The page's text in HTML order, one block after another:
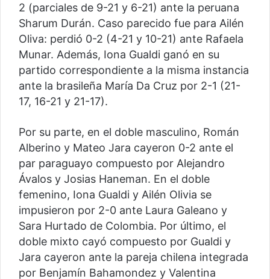
2 (parciales de 9-21 y 6-21) ante la peruana
Sharum Durán. Caso parecido fue para Ailén
Oliva: perdió 0-2 (4-21 y 10-21) ante Rafaela
Munar. Además, Iona Gualdi ganó en su
partido correspondiente a la misma instancia
ante la brasileña María Da Cruz por 2-1 (21-
17, 16-21 y 21-17).
Por su parte, en el doble masculino, Román
Alberino y Mateo Jara cayeron 0-2 ante el
par paraguayo compuesto por Alejandro
Ávalos y Josias Haneman. En el doble
femenino, Iona Gualdi y Ailén Olivia se
impusieron por 2-0 ante Laura Galeano y
Sara Hurtado de Colombia. Por último, el
doble mixto cayó compuesto por Gualdi y
Jara cayeron ante la pareja chilena integrada
por Benjamín Bahamondez y Valentina